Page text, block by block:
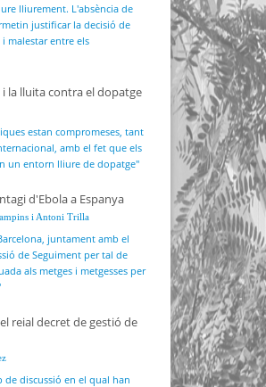
lliurement. L'absència de
justificar la decisió de
malestar entre els
la lluita contra el dopatge
estan compromeses, tant
amb el fet que els
un entorn lliure de dopatge"
d'Ebola a Espanya
i Antoni Trilla
juntament amb el
de Seguiment per tal de
als metges i metgesses per
reial decret de gestió de
de discussió en el qual han